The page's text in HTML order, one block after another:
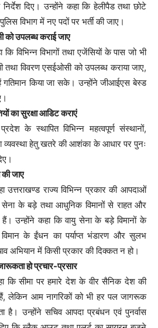
दिए। उन्होंने कहा कि हेलीपैड तथा छोटे
विभाग में नए पदों पर भर्ती की जाए।
को उपलब्ध कराई जाए
विभिन्न विभागों तथा एजेंसियों के पास जो भी
विवरण एसईओसी को उपलब्ध कराया जाए,
किया जा सके। उन्होंने जीआईएस बेस्ड
का सुरक्षा आडिट कराएं
के स्थापित विभिन्न महत्वपूर्ण संस्थानों,
व्यवस्था हेतु खतरे की आशंका के आधार पर पुनः
जाए
राज्य विभिन्न प्रकार की आपदाओं
के बड़े तथा आधुनिक विमानों से राहत और
हैं। उन्होंने कहा कि वायु सेना के बड़े विमानों के
के ईंधन का पर्याप्त भंडारण और सुलभ
अभियान में किसी प्रकार की दिक्कत न हो।
हो प्रचार-प्रसार
कि सीमा पर हमारे देश के वीर सैनिक देश की
लेकिन आम नागरिकों को भी हर पल जागरूक
उन्होंने सचिव आपदा प्रबंधन एवं पुनर्वास